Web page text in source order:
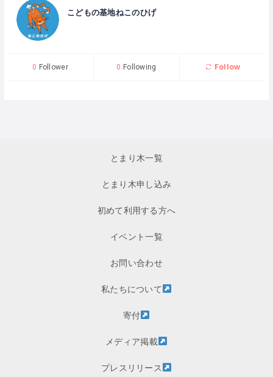
こどもの基地ねこのひげ
0 Follower 0 Following Follow
とまり木一覧
とまり木申し込み
初めて利用する方へ
イベント一覧
お問い合わせ
私たちについて
寄付
メディア掲載
プレスリリース